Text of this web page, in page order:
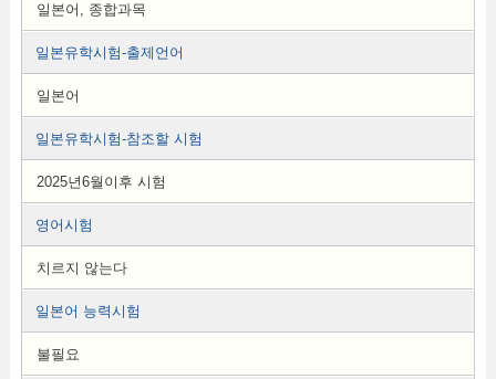
일본어, 종합과목
일본유학시험-출제언어
일본어
일본유학시험-참조할 시험
2025년6월이후 시험
영어시험
치르지 않는다
일본어 능력시험
불필요